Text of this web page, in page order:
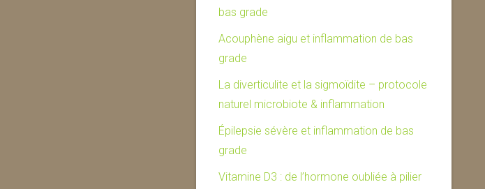
bas grade
Acouphène aigu et inflammation de bas
grade
La diverticulite et la sigmoïdite – protocole
naturel microbiote & inflammation
Épilepsie sévère et inflammation de bas
grade
Vitamine D3 : de l’hormone oubliée à pilier